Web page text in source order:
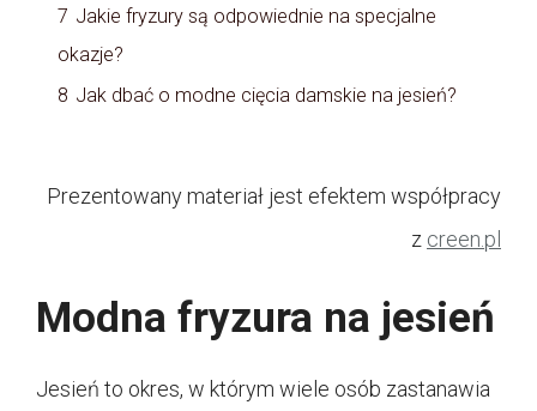
7 Jakie fryzury są odpowiednie na specjalne
okazje?
8 Jak dbać o modne cięcia damskie na jesień?
Prezentowany materiał jest efektem współpracy
z creen.pl
Modna fryzura na jesień
Jesień to okres, w którym wiele osób zastanawia